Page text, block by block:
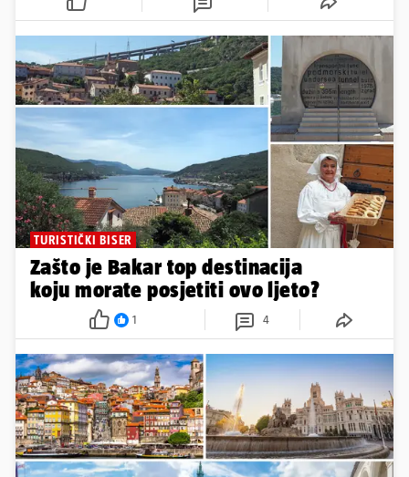
TURISTIČKI BISER
Zašto je Bakar top destinacija
koju morate posjetiti ovo ljeto?
1 4